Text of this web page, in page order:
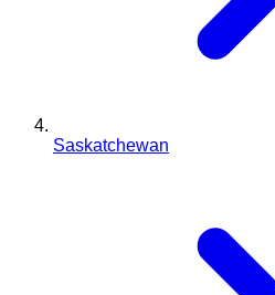
Saskatchewan